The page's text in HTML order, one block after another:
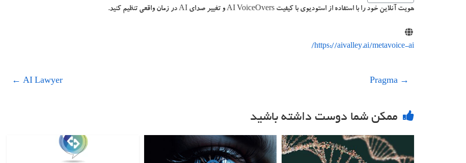
هویت آنلاین خود را با استفاده از استودیوی با کیفیت AI VoiceOvers و تغییر صدای AI در زمان واقعی تنظیم کنید.
https://aivalley.ai/metavoice-ai/
→
AI Lawyer
←
ممکن شما دوست داشته باشید